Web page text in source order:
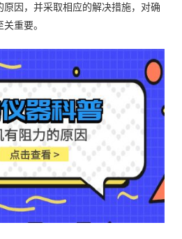
因，并采取相应的解决措施，对确
重要。